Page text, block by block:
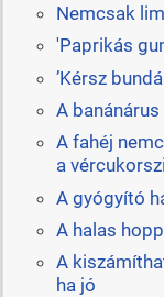
Nemcsak
'Paprikás
’Kérsz
A
A fahéj
a
A gyógyító
A halas
A
ha jó